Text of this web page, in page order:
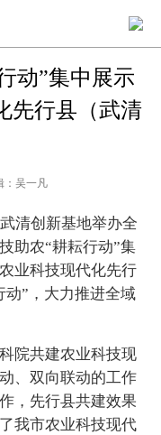
动”集中展示
先行县（武清
：吴一凡
清创新基地举办全
助农“耕耘行动”集
业科技现代化先行
动”，大力推进全域
院共建农业科技现
、双向联动的工作
，先行县共建效果
我市农业科技现代